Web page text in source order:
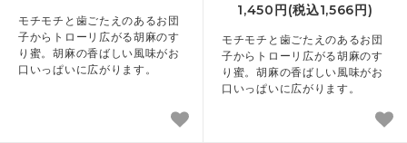
モチモチと歯ごたえのあるお団
子からトローリ広がる胡麻のす
り蜜。胡麻の香ばしい風味がお
口いっぱいに広がります。
1,450円(税込1,566円)
モチモチと歯ごたえのあるお団
子からトローリ広がる胡麻のす
り蜜。胡麻の香ばしい風味がお
口いっぱいに広がります。